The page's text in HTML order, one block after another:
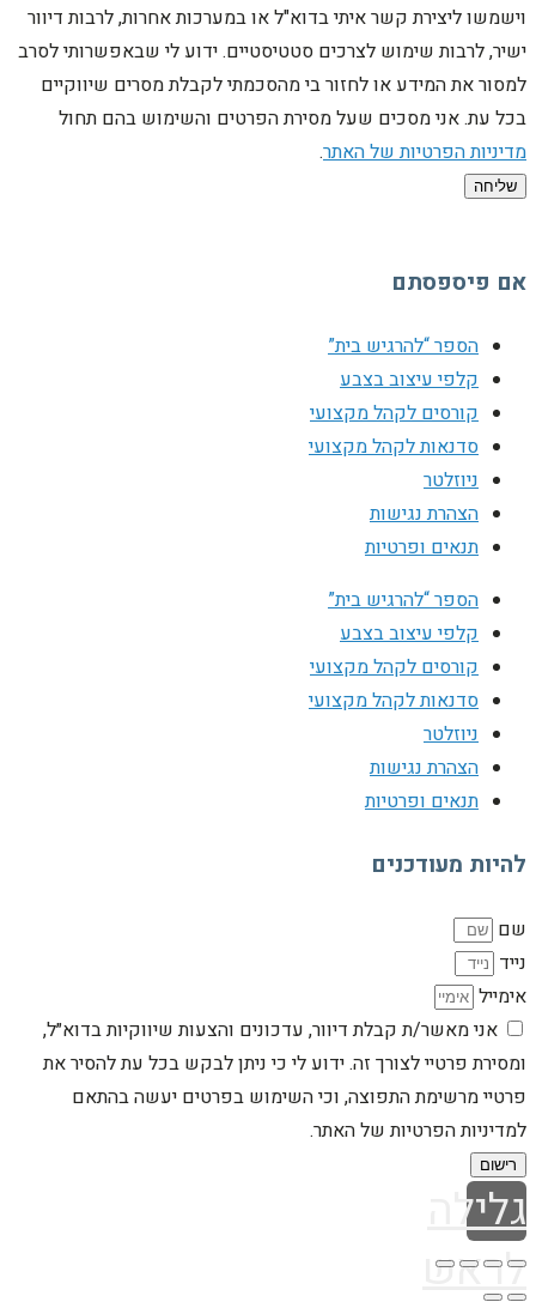
וישמשו ליצירת קשר איתי בדוא"ל או במערכות אחרות, לרבות דיוור
ישיר, לרבות שימוש לצרכים סטטיסטיים. ידוע לי שבאפשרותי לסרב
למסור את המידע או לחזור בי מהסכמתי לקבלת מסרים שיווקיים
בכל עת. אני מסכים שעל מסירת הפרטים והשימוש בהם תחול
מדיניות הפרטיות של האתר.
שליחה
אם פיספסתם
הספר “להרגיש בית”
קלפי עיצוב בצבע
קורסים לקהל מקצועי
סדנאות לקהל מקצועי
ניוזלטר
הצהרת נגישות
תנאים ופרטיות
הספר “להרגיש בית”
קלפי עיצוב בצבע
קורסים לקהל מקצועי
סדנאות לקהל מקצועי
ניוזלטר
הצהרת נגישות
תנאים ופרטיות
להיות מעודכנים
שם
נייד
אימייל
אני מאשר/ת קבלת דיוור, עדכונים והצעות שיווקיות בדוא״ל,
ומסירת פרטיי לצורך זה. ידוע לי כי ניתן לבקש בכל עת להסיר את
פרטיי מרשימת התפוצה, וכי השימוש בפרטים יעשה בהתאם
למדיניות הפרטיות של האתר.
רישום
גלילה
לראש